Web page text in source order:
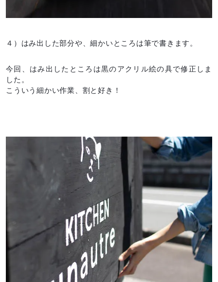
４）はみ出した部分や、細かいところは筆で書きます。
今回、はみ出したところは黒のアクリル絵の具で修正しま
した。
こういう細かい作業、割と好き！